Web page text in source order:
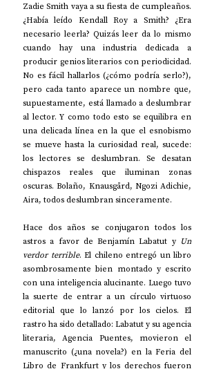
Zadie Smith vaya a su fiesta de cumpleaños.
¿Había leído Kendall Roy a Smith? ¿Era
necesario leerla? Quizás leer da lo mismo
cuando hay una industria dedicada a
producir genios literarios con periodicidad.
No es fácil hallarlos (¿cómo podría serlo?),
pero cada tanto aparece un nombre que,
supuestamente, está llamado a deslumbrar
al lector. Y como todo esto se equilibra en
una delicada línea en la que el esnobismo
se mueve hasta la curiosidad real, sucede:
los lectores se deslumbran. Se desatan
chispazos reales que iluminan zonas
oscuras. Bolaño, Knausgård, Ngozi Adichie,
Aira, todos deslumbran sinceramente.
Hace dos años se conjugaron todos los
astros a favor de Benjamín Labatut y Un
verdor terrible. El chileno entregó un libro
asombrosamente bien montado y escrito
con una inteligencia alucinante. Luego tuvo
la suerte de entrar a un círculo virtuoso
editorial que lo lanzó por los cielos. El
rastro ha sido detallado: Labatut y su agencia
literaria, Agencia Puentes, movieron el
manuscrito (¿una novela?) en la Feria del
Libro de Frankfurt y los derechos fueron